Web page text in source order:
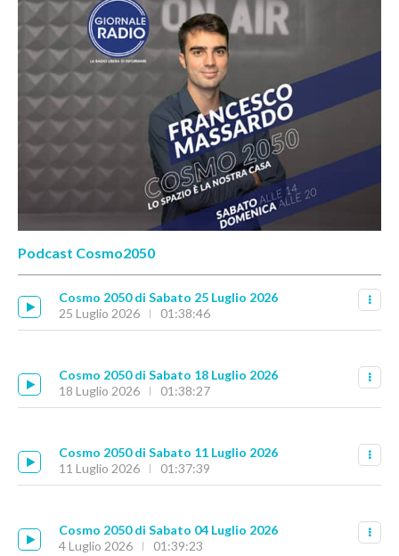
Podcast Cosmo2050
Cosmo 2050 di Sabato 25 Luglio 2026
25 Luglio 2026
01:38:46
Cosmo 2050 di Sabato 18 Luglio 2026
18 Luglio 2026
01:38:27
Cosmo 2050 di Sabato 11 Luglio 2026
11 Luglio 2026
01:37:39
Cosmo 2050 di Sabato 04 Luglio 2026
4 Luglio 2026
01:39:23